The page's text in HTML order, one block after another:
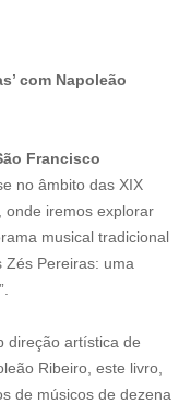
com Napoleão
Francisco
no âmbito das XIX
onde iremos explorar
musical tradicional
Zés Pereiras: uma
direção artística de
Ribeiro, este livro,
de músicos de dezena